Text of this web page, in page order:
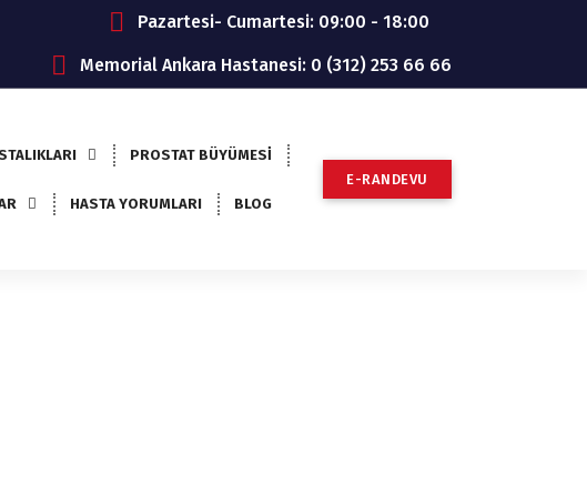
Pazartesi- Cumartesi: 09:00 - 18:00
Memorial Ankara Hastanesi: 0 (312) 253 66 66
PROSTAT BÜYÜMESİ
HASTA YORUMLARI BLOG
E-RANDEVU